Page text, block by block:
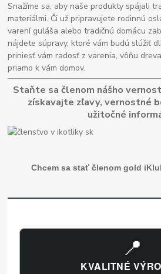
Snažíme sa, aby naše produkty spájali
materiálmi. Či už pripravujete rodinnú
varení guláša alebo tradičnú domácu
nájdete súpravy, ktoré vám budú slúžiť
priniesť vám radosť z varenia, vôňu
priamo k vám domov.
Staňte sa členom nášho
získavajte zľavy, vernostné
užitočné
Chcem sa stať členom gold
📍
KVALITNÉ